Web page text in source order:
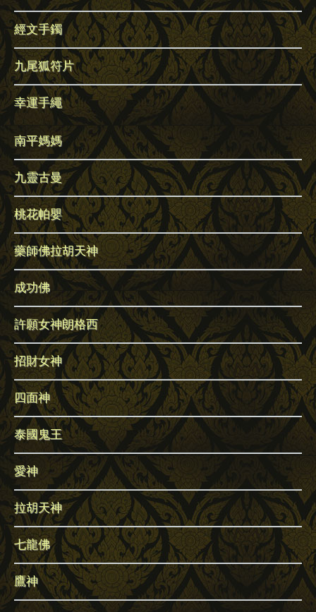
經文手鐲
九尾狐符片
幸運手繩
南平媽媽
九靈古曼
桃花帕嬰
藥師佛拉胡天神
成功佛
許願女神朗格西
招財女神
四面神
泰國鬼王
愛神
拉胡天神
七龍佛
鷹神